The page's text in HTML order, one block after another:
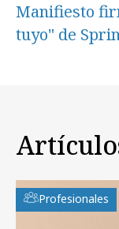
Manifiesto
tuyo" de
Profesionales